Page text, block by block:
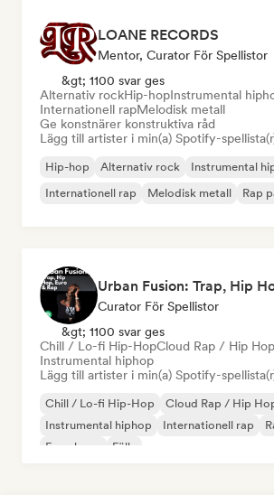
LOANE RECORDS
Mentor, Curator För Spellistor
&gt; 1100 svar ges
Alternativ rockHip-hopInstrumental
Internationell rapMelodisk metall
Ge konstnärer konstruktiva råd
Lägg till artister i min(a) Spotify-
Hip-hop Alternativ rock
Instrumental
Internationell rap
Melodisk metall Rap
Urban Fusion: Trap, Hip
Curator För Spellistor
&gt; 1100 svar ges
Chill / Lo-fi Hip-HopCloud Rap / Hip Hop
Instrumental hiphop
Lägg till artister i min(a) Spotify-
Chill / Lo-fi Hip-Hop Cloud Rap / Hip
Instrumental hiphop
Internationell rap
Fransk rap
Fälla